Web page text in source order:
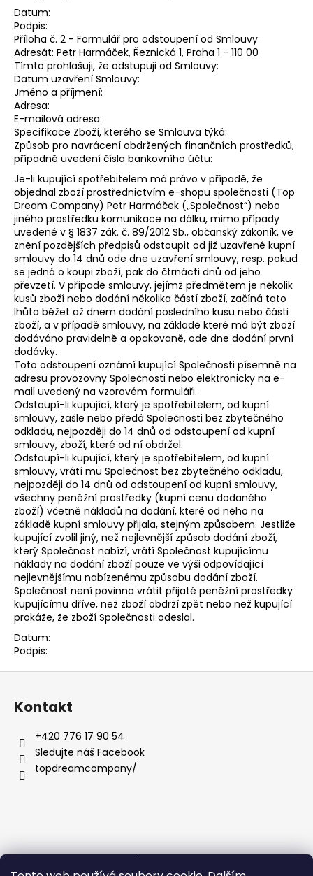
Datum:
Podpis:
Příloha č. 2 - Formulář pro odstoupení od Smlouvy
Adresát: Petr Harmáček, Řeznická 1, Praha 1 - 110 00
Tímto prohlašuji, že odstupuji od Smlouvy:
Datum uzavření Smlouvy:
Jméno a příjmení:
Adresa:
E-mailová adresa:
Specifikace Zboží, kterého se Smlouva týká:
Způsob pro navrácení obdržených finančních prostředků,
případně uvedení čísla bankovního účtu:
Je-li kupující spotřebitelem má právo v případě, že
objednal zboží prostřednictvím e-shopu společnosti (Top
Dream Company) Petr Harmáček („Společnost“) nebo
jiného prostředku komunikace na dálku, mimo případy
uvedené v § 1837 zák. č. 89/2012 Sb., občanský zákoník, ve
znění pozdějších předpisů odstoupit od již uzavřené kupní
smlouvy do 14 dnů ode dne uzavření smlouvy, resp. pokud
se jedná o koupi zboží, pak do čtrnácti dnů od jeho
převzetí. V případě smlouvy, jejímž předmětem je několik
kusů zboží nebo dodání několika částí zboží, začíná tato
lhůta běžet až dnem dodání posledního kusu nebo části
zboží, a v případě smlouvy, na základě které má být zboží
dodáváno pravidelně a opakovaně, ode dne dodání první
dodávky.
Toto odstoupení oznámí kupující Společnosti písemně na
adresu provozovny Společnosti nebo elektronicky na e-
mail uvedený na vzorovém formuláři.
Odstoupí-li kupující, který je spotřebitelem, od kupní
smlouvy, zašle nebo předá Společnosti bez zbytečného
odkladu, nejpozději do 14 dnů od odstoupení od kupní
smlouvy, zboží, které od ní obdržel.
Odstoupí-li kupující, který je spotřebitelem, od kupní
smlouvy, vrátí mu Společnost bez zbytečného odkladu,
nejpozději do 14 dnů od odstoupení od kupní smlouvy,
všechny peněžní prostředky (kupní cenu dodaného
zboží) včetně nákladů na dodání, které od něho na
základě kupní smlouvy přijala, stejným způsobem. Jestliže
kupující zvolil jiný, než nejlevnější způsob dodání zboží,
který Společnost nabízí, vrátí Společnost kupujícímu
náklady na dodání zboží pouze ve výši odpovídající
nejlevnějšímu nabízenému způsobu dodání zboží.
Společnost není povinna vrátit přijaté peněžní prostředky
kupujícímu dříve, než zboží obdrží zpět nebo než kupující
prokáže, že zboží Společnosti odeslal.
Datum:
Podpis:
Z
Kontakt
+420 776 17 90 54
Sledujte náš Facebook
topdreamcompany/
Informace pro vás